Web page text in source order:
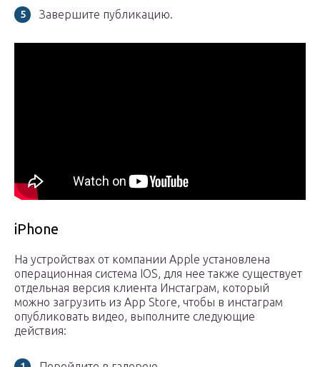
Завершите публикацию.
iPhone
На устройствах от компании Apple установлена
операционная система IOS, для нее также существует
отдельная версия клиента Инстаграм, который
можно загрузить из App Store, чтобы в инстаграм
опубликовать видео, выполните следующие
действия: